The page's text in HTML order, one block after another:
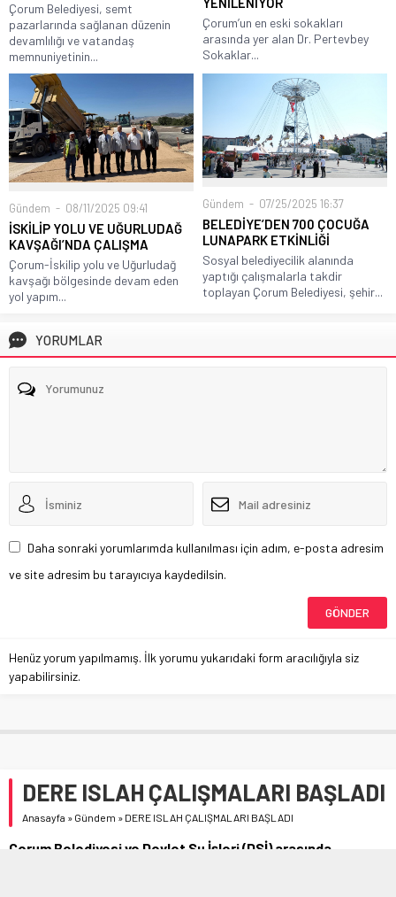
Çorum Belediyesi, semt
pazarlarında sağlanan düzenin
devamlılığı ve vatandaş
memnuniyetinin...
Çorum’un en eski sokakları
arasında yer alan Dr. Pertevbey
Sokaklar...
Gündem 08/11/2025 09:41
İSKİLİP YOLU VE UĞURLUDAĞ
KAVŞAĞI’NDA ÇALIŞMA
Çorum-İskilip yolu ve Uğurludağ
kavşağı bölgesinde devam eden
yol yapım...
Gündem 07/25/2025 16:37
BELEDİYE’DEN 700 ÇOCUĞA
LUNAPARK ETKİNLİĞİ
Sosyal belediyecilik alanında
yaptığı çalışmalarla takdir
toplayan Çorum Belediyesi, şehir...
YORUMLAR
Daha sonraki yorumlarımda kullanılması için adım, e-posta adresim
ve site adresim bu tarayıcıya kaydedilsin.
Henüz yorum yapılmamış. İlk yorumu yukarıdaki form aracılığıyla siz
yapabilirsiniz.
DERE ISLAH ÇALIŞMALARI BAŞLADI
Anasayfa » Gündem » DERE ISLAH ÇALIŞMALARI BAŞLADI
Çorum Belediyesi ve Devlet Su İşleri (DSİ) arasında